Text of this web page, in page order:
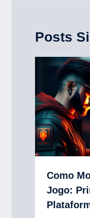
Posts
Como
Jogo: